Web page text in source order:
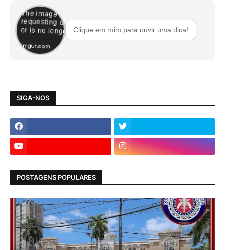
Clique em mim para ouvir uma dica!
SIGA-NOS
POSTAGENS POPULARES